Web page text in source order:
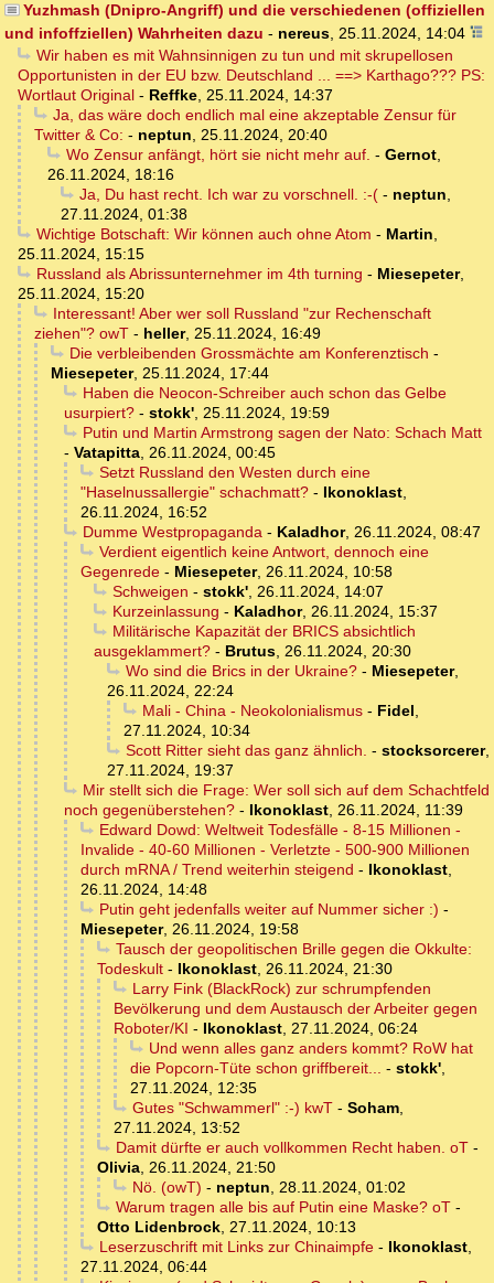
Yuzhmash (Dnipro-Angriff) und die verschiedenen (offiziellen
und infoffziellen) Wahrheiten dazu - nereus, 25.11.2024, 14:04
Wir haben es mit Wahnsinnigen zu tun und mit skrupellosen
Opportunisten in der EU bzw. Deutschland ... ==> Karthago??? PS:
Wortlaut Original - Reffke, 25.11.2024, 14:37
Ja, das wäre doch endlich mal eine akzeptable Zensur für
Twitter & Co: - neptun, 25.11.2024, 20:40
Wo Zensur anfängt, hört sie nicht mehr auf. - Gernot,
26.11.2024, 18:16
Ja, Du hast recht. Ich war zu vorschnell. :-(- neptun,
27.11.2024, 01:38
Wichtige Botschaft: Wir können auch ohne Atom - Martin,
25.11.2024, 15:15
Russland als Abrissunternehmer im 4th turning - Miesepeter,
25.11.2024, 15:20
Interessant! Aber wer soll Russland "zur Rechenschaft
ziehen"? owT - heller, 25.11.2024, 16:49
Die verbleibenden Grossmächte am Konferenztisch -
Miesepeter, 25.11.2024, 17:44
Haben die Neocon-Schreiber auch schon das Gelbe
usurpiert? - stokk', 25.11.2024, 19:59
Putin und Martin Armstrong sagen der Nato: Schach Matt
- Vatapitta, 26.11.2024, 00:45
Setzt Russland den Westen durch eine
"Haselnussallergie" schachmatt? - Ikonoklast,
26.11.2024, 16:52
Dumme Westpropaganda- Kaladhor, 26.11.2024, 08:47
Verdient eigentlich keine Antwort, dennoch eine
Gegenrede - Miesepeter, 26.11.2024, 10:58
Schweigen - stokk', 26.11.2024, 14:07
Kurzeinlassung - Kaladhor, 26.11.2024, 15:37
Militärische Kapazität der BRICS absichtlich
ausgeklammert? - Brutus, 26.11.2024, 20:30
Wo sind die Brics in der Ukraine?- Miesepeter,
26.11.2024, 22:24
Mali - China - Neokolonialismus- Fidel,
27.11.2024, 10:34
Scott Ritter sieht das ganz ähnlich. - stocksorcerer,
27.11.2024, 19:37
Mir stellt sich die Frage: Wer soll sich auf dem Schachtfeld
noch gegenüberstehen? - Ikonoklast, 26.11.2024, 11:39
Edward Dowd: Weltweit Todesfälle - 8-15 Millionen -
Invalide - 40-60 Millionen - Verletzte - 500-900 Millionen
durch mRNA / Trend weiterhin steigend - Ikonoklast,
26.11.2024, 14:48
Putin geht jedenfalls weiter auf Nummer sicher :) -
Miesepeter, 26.11.2024, 19:58
Tausch der geopolitischen Brille gegen die Okkulte:
Todeskult - Ikonoklast, 26.11.2024, 21:30
Larry Fink (BlackRock) zur schrumpfenden
Bevölkerung und dem Austausch der Arbeiter gegen
Roboter/KI - Ikonoklast, 27.11.2024, 06:24
Und wenn alles ganz anders kommt? RoW hat
die Popcorn-Tüte schon griffbereit... - stokk',
27.11.2024, 12:35
Gutes "Schwammerl" :-) kwT- Soham,
27.11.2024, 13:52
Damit dürfte er auch vollkommen Recht haben. oT-
Olivia, 26.11.2024, 21:50
Nö. (owT) - neptun, 28.11.2024, 01:02
Warum tragen alle bis auf Putin eine Maske? oT-
Otto Lidenbrock, 27.11.2024, 10:13
Leserzuschrift mit Links zur Chinaimpfe- Ikonoklast,
27.11.2024, 06:44